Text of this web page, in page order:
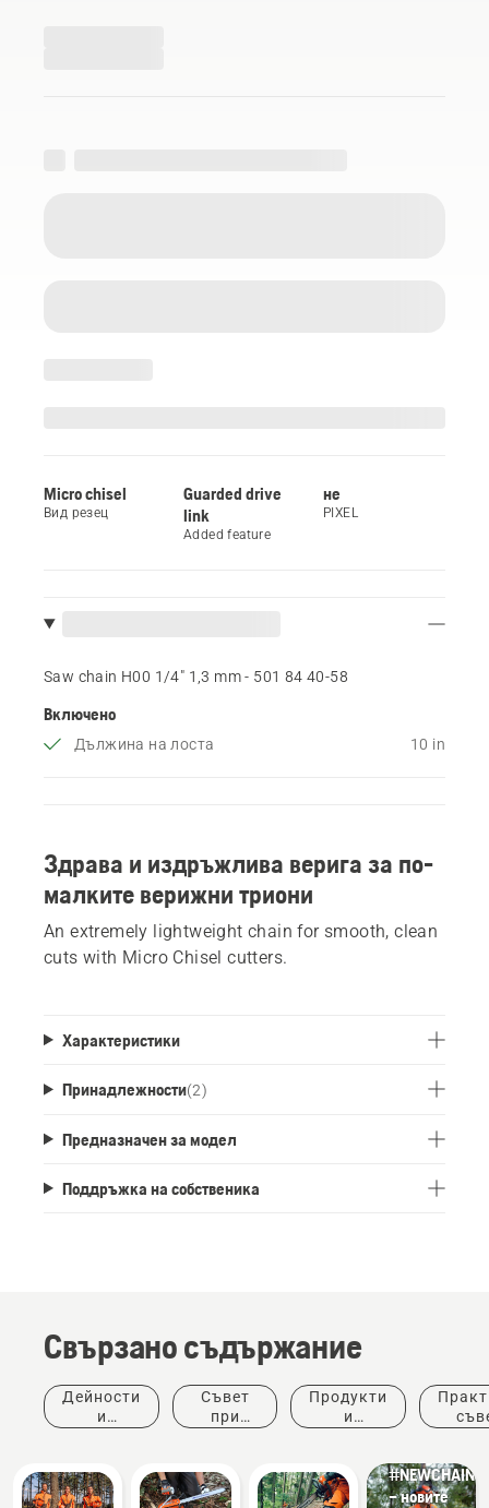
Micro chisel
Вид резец
Guarded drive
link
Added feature
не
PIXEL
Saw chain H00 1/4" 1,3 mm - 501 84 40‑58
Включено
Дължина на лоста 10 in
Здрава и издръжлива верига за по-
малките верижни триони
An extremely lightweight chain for smooth, clean
cuts with Micro Chisel cutters.
Характеристики
Принадлежности(2)
Предназначен за модел
Поддръжка на собственика
Свързано съдържание
Дейности
и
Съвет
при
Продукти
и
Продукти
и
– новите